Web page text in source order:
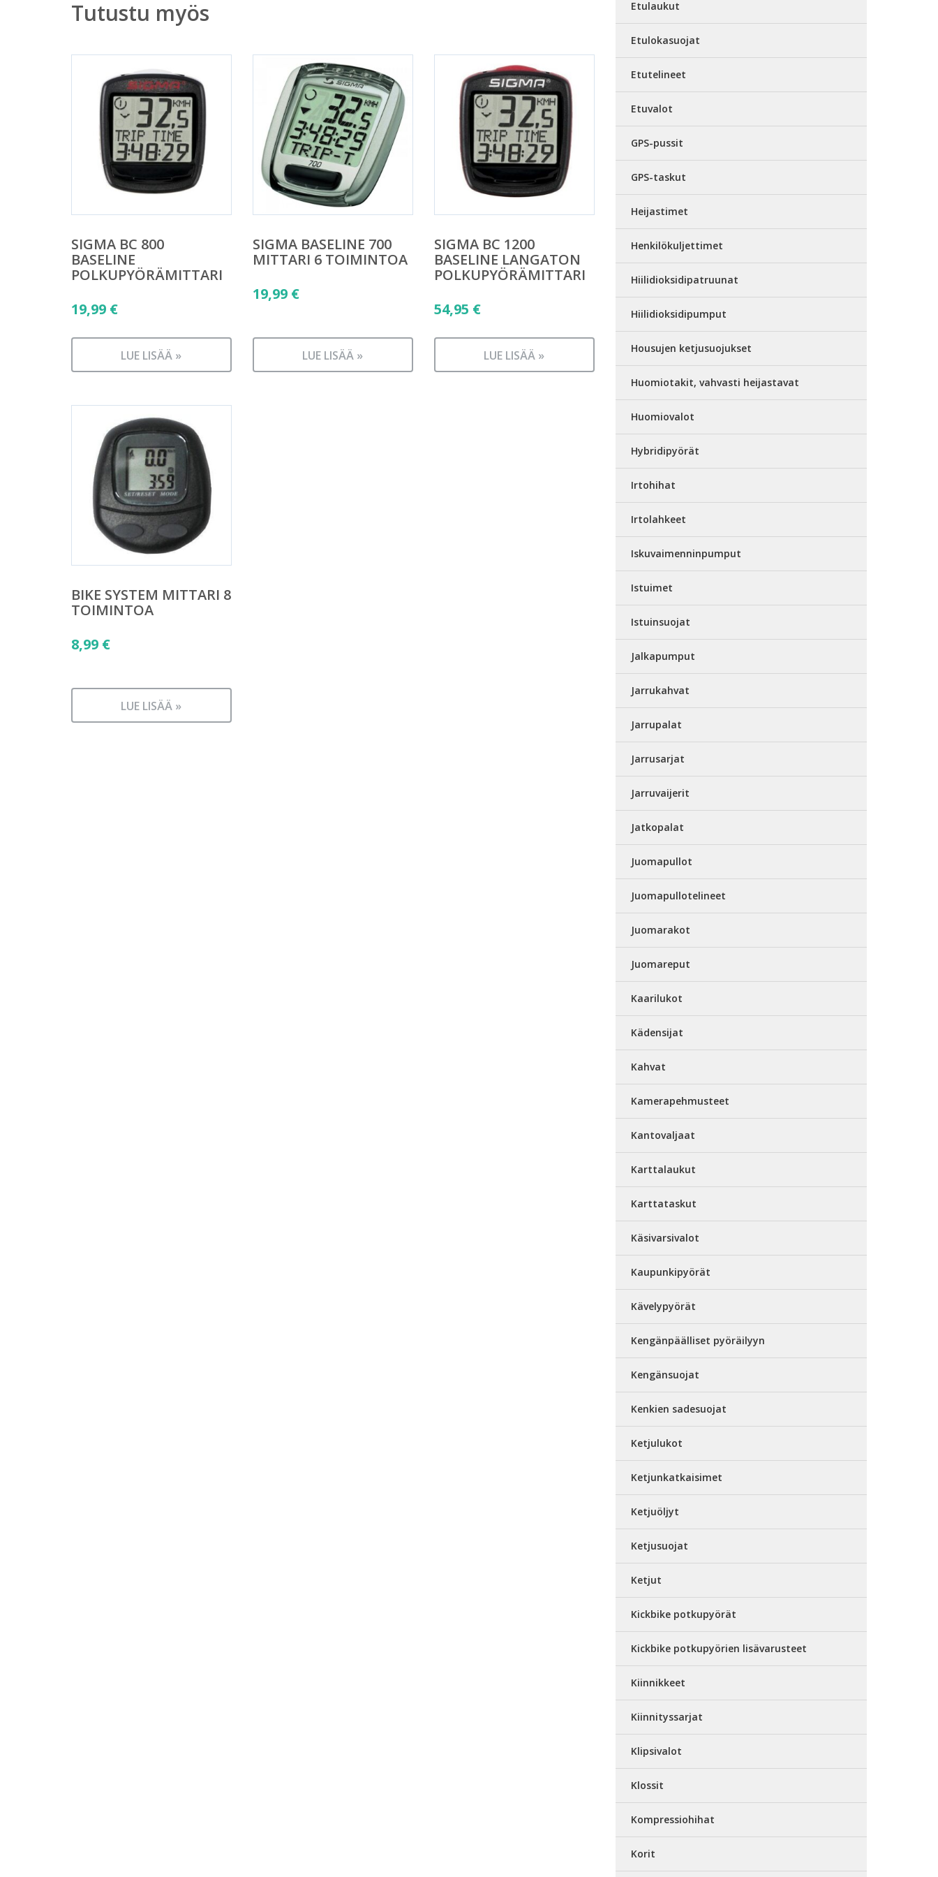
Tutustu myös
SIGMA BC 800
BASELINE
POLKUPYÖRÄMITTARI
19,99 €
LUE LISÄÄ »
SIGMA BASELINE 700
MITTARI 6 TOIMINTOA
19,99 €
LUE LISÄÄ »
SIGMA BC 1200
BASELINE LANGATON
POLKUPYÖRÄMITTARI
54,95 €
LUE LISÄÄ »
BIKE SYSTEM MITTARI 8
TOIMINTOA
8,99 €
LUE LISÄÄ »
Etulaukut
Etulokasuojat
Etutelineet
Etuvalot
GPS-pussit
GPS-taskut
Heijastimet
Henkilökuljettimet
Hiilidioksidipatruunat
Hiilidioksidipumput
Housujen ketjusuojukset
Huomiotakit, vahvasti heijastavat
Huomiovalot
Hybridipyörät
Irtohihat
Irtolahkeet
Iskuvaimenninpumput
Istuimet
Istuinsuojat
Jalkapumput
Jarrukahvat
Jarrupalat
Jarrusarjat
Jarruvaijerit
Jatkopalat
Juomapullot
Juomapullotelineet
Juomarakot
Juomareput
Kaarilukot
Kädensijat
Kahvat
Kamerapehmusteet
Kantovaljaat
Karttalaukut
Karttataskut
Käsivarsivalot
Kaupunkipyörät
Kävelypyörät
Kengänpäälliset pyöräilyyn
Kengänsuojat
Kenkien sadesuojat
Ketjulukot
Ketjunkatkaisimet
Ketjuöljyt
Ketjusuojat
Ketjut
Kickbike potkupyörät
Kickbike potkupyörien lisävarusteet
Kiinnikkeet
Kiinnityssarjat
Klipsivalot
Klossit
Kompressiohihat
Korit